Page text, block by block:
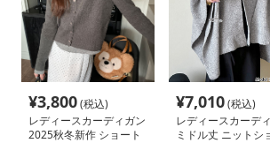
¥3,800(税込)
レディースカーディガン
2025秋冬新作 ショート
¥7,010(税込)
レディースカーデ
ミドル丈 ニットシ